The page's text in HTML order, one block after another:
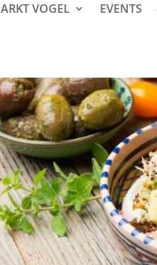
VOGEL EVENTS